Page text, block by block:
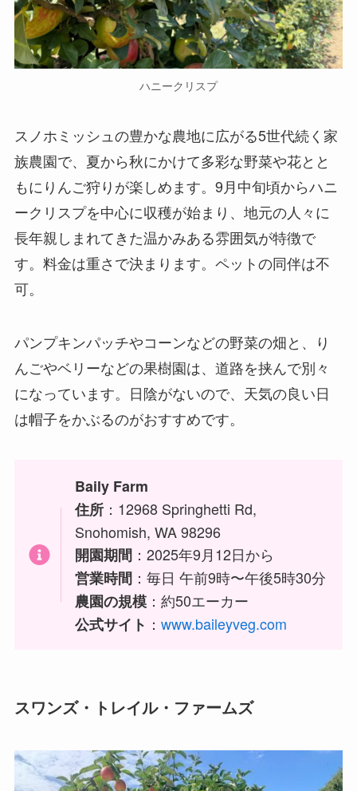
ハニークリスプ
スノホミッシュの豊かな農地に広がる5世代続く家
族農園で、夏から秋にかけて多彩な野菜や花とと
もにりんご狩りが楽しめます。9月中旬頃からハニ
ークリスプを中心に収穫が始まり、地元の人々に
長年親しまれてきた温かみある雰囲気が特徴で
す。料金は重さで決まります。ペットの同伴は不
可。
パンプキンパッチやコーンなどの野菜の畑と、り
んごやベリーなどの果樹園は、道路を挟んで別々
になっています。日陰がないので、天気の良い日
は帽子をかぶるのがおすすめです。
Baily Farm
住所 ：12968 Springhetti Rd,
Snohomish, WA 98296
開園期間 ：2025年9月12日から
営業時間 ：毎日 午前9時〜午後5時30分
農園の規模 ：約50エーカー
公式サイト ：www.baileyveg.com
スワンズ・トレイル・ファームズ